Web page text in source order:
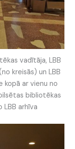
vadītāja, LBB
kreisās) un LBB
kopā ar vienu no
bibliotēkas
LBB arhīva